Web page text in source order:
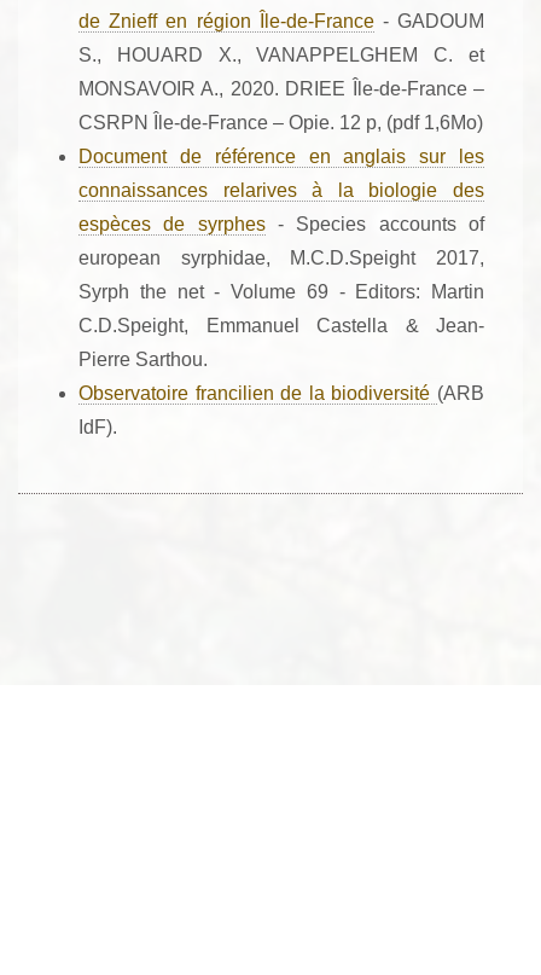
de Znieff en région Île-de-France- GADOUM
S., HOUARD X., VANAPPELGHEM C. et
MONSAVOIR A., 2020. DRIEE Île-de-France –
CSRPN Île-de-France – Opie. 12 p, (pdf 1,6Mo)
Document de référence en anglais sur les
connaissances relarives à la biologie des
espèces de syrphes- Species accounts of
european syrphidae, M.C.D.Speight 2017,
Syrph the net - Volume 69 - Editors: Martin
C.D.Speight, Emmanuel Castella & Jean-
Pierre Sarthou.
Observatoire francilien de la biodiversité (ARB
IdF).